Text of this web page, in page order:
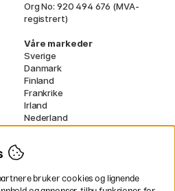
Org No: 920 494 676 (MVA-
registrert)
Våre markeder
Sverige
Danmark
Finland
Frankrike
Irland
Nederland
Tyskland
* Spesifikkefraktvilkårgjelder for
bruker cookies og lignende